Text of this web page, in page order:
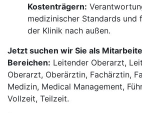
Kostenträgern:
medizinischer Standards und
der Klinik nach außen.
Jetzt suchen wir Sie als
Bereichen: Leitender Oberarzt,
Oberarzt, Oberärztin, Fachärztin,
Medizin, Medical Management,
Vollzeit, Teilzeit.